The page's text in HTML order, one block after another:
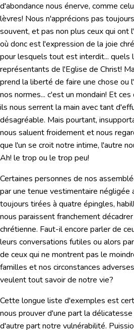
d'abondance nous énerve, comme
lèvres! Nous n'apprécions pas
souvent, et pas non plus ceux qui ont
où donc est l'expression de la joie
pour lesquels tout est interdit... quels
représentants de l'Eglise de Christ!
prend la liberté de faire une chose ou
nos normes... c'est un mondain! Et
ils nous serrent la main avec tant
désagréable. Mais pourtant,
nous saluent froidement et nous
que l'un se croit notre intime, l'autre
Ah! le trop ou le trop peu!
Certaines personnes de nos
par une tenue vestimentaire négligée
toujours tirées à quatre épingles,
nous paraissent franchement
chrétienne. Faut-il encore parler de
leurs conversations futiles ou alors
de ceux qui ne montrent pas le
familles et nos circonstances
veulent tout savoir de notre vie?
Cette longue liste d'exemples est
nous prouver d'une part la
d'autre part notre vulnérabilité.